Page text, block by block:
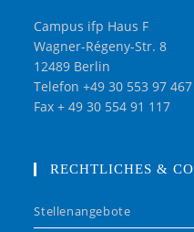
Campus ifp Haus F
Wagner-Régeny-Str. 8
12489 Berlin
Telefon +49 30 553 97 467
Fax + 49 30 554 91 117
RECHTLICHES & CO
Stellenangebote